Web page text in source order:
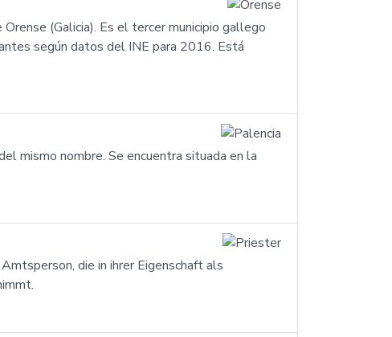
(Galicia). Es el tercer municipio gallego
según datos del INE para 2016. Está
mismo nombre. Se encuentra situada en la
die in ihrer Eigenschaft als